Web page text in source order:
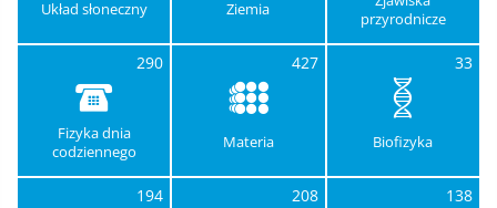
Układ słoneczny Ziemia
przyrodnicze
290
Fizyka dnia
codziennego
427
Materia
33
Biofizyka
194 208 138